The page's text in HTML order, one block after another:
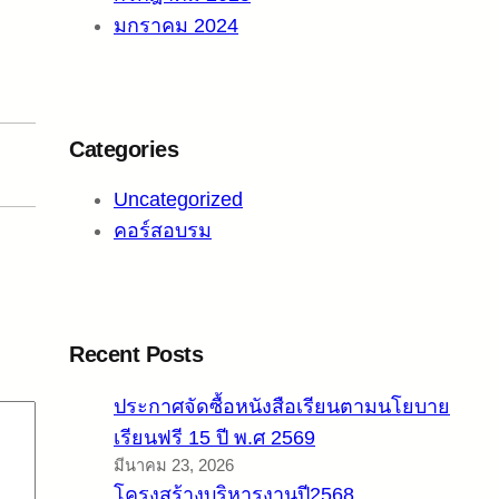
มกราคม 2024
Categories
Uncategorized
คอร์สอบรม
Recent Posts
ประกาศจัดซื้อหนังสือเรียนตามนโยบาย
เรียนฟรี 15 ปี พ.ศ 2569
มีนาคม 23, 2026